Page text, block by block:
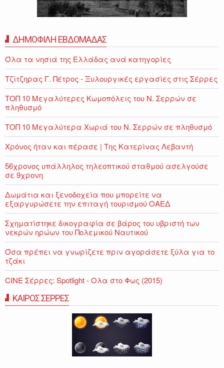
ΔΗΜΟΦΙΛΗ ΕΒΔΟΜΑΔΑΣ
Όλα τα νησιά της Ελλάδας ανά κατηγορίες
Τζίτζηρας Γ. Πέτρος - Ξυλουργικές εργασίες στις Σέρρες
ΤΟΠ 10 Μεγαλύτερες Κωμοπόλεις του Ν. Σερρών σε
πληθυσμό
ΤΟΠ 10 Μεγαλύτερα Χωριά του Ν. Σερρών σε πληθυσμό
Χρόνος ήταν και πέρασε | Της Κατερίνας Λεβαντή
56χρονος υπάλληλος τηλεοπτικού σταθμού ασελγούσε
σε 9χρονη
Δωμάτια και ξενοδοχεία που μπορείτε να
εξαργυρώσετε την επιταγή τουρισμού ΟΑΕΔ
Σχηματίστηκε δικογραφία σε βάρος του υβριστή των
νεκρών ηρώων του Πολεμικού Ναυτικού
Όσα πρέπει να γνωρίζετε πριν αγοράσετε ξύλα για το
τζάκι
CINE Σέρρες: Spotlight - Ολα στο Φως (2015)
ΚΑΙΡΟΣ ΣΕΡΡΕΣ